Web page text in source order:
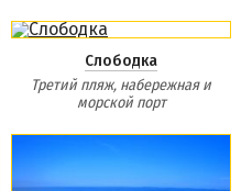
Слободка
Третий пляж, набережная и
морской порт